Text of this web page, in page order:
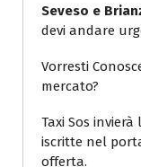
Seveso e
devi andare
Vorresti
mercato?
Taxi Sos
iscritte nel
offerta.